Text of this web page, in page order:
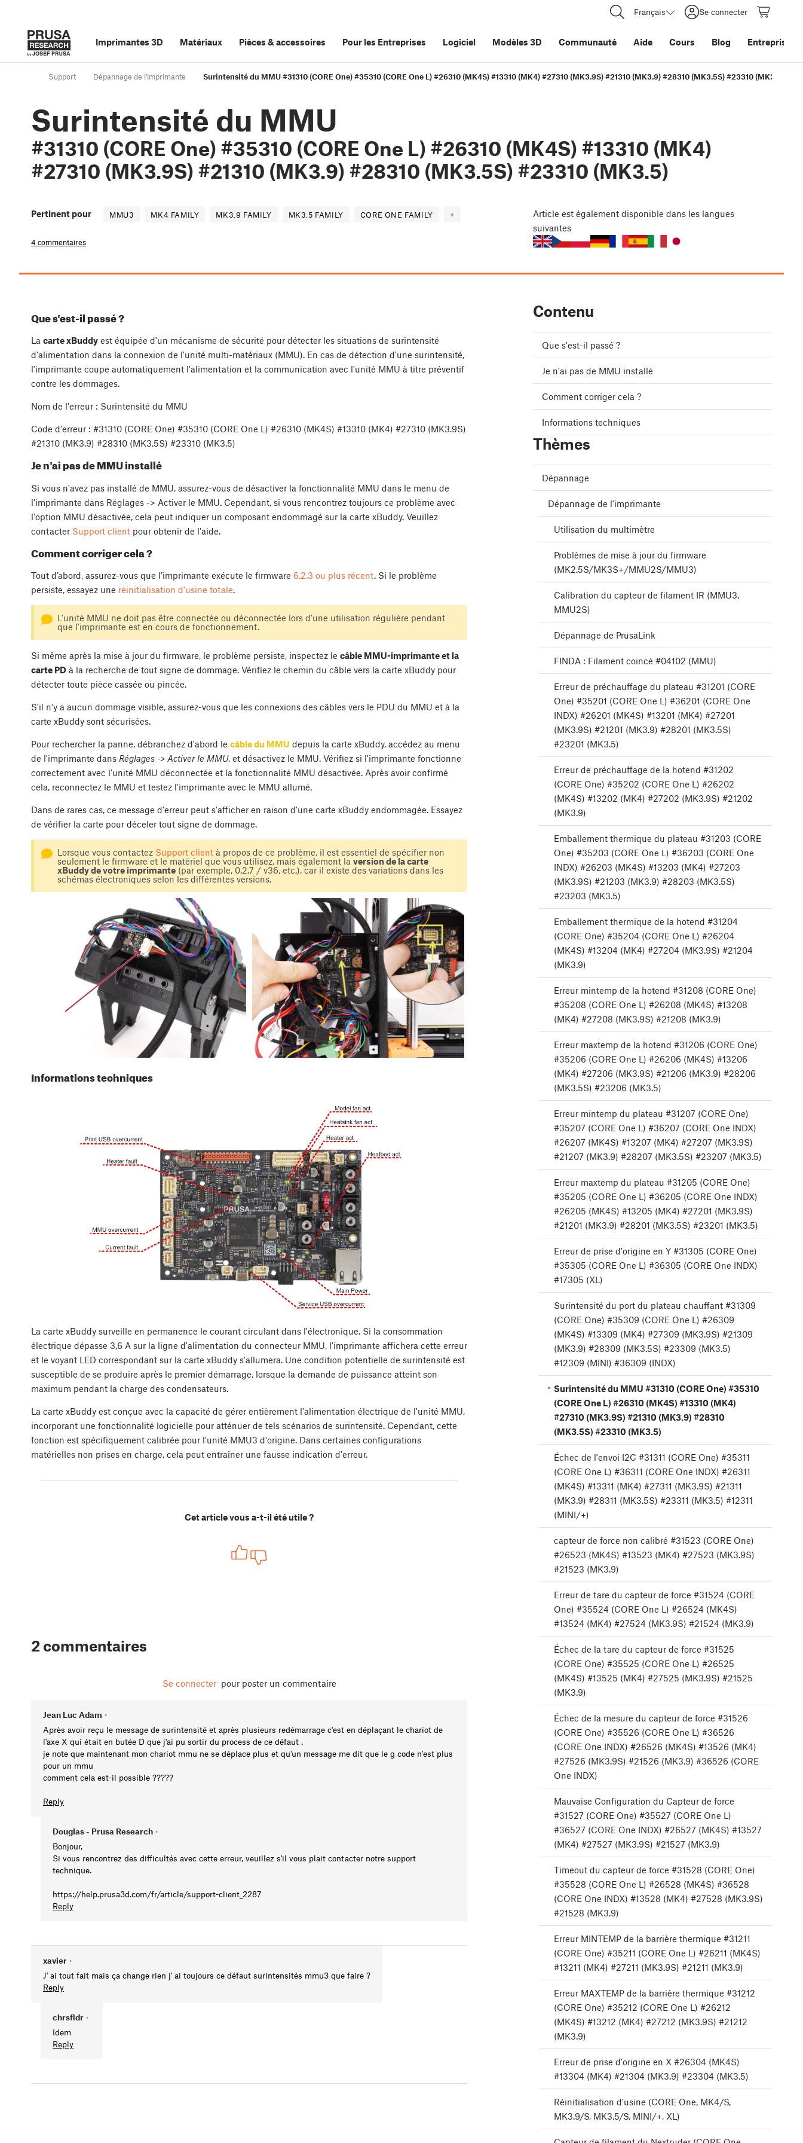
Français Se connecter
Imprimantes 3D Matériaux Pièces &accessoires Pour les Entreprises Logiciel Modèles 3D Communauté Aide Cours Blog Entreprise
Support Dépannage de l'imprimante Surintensité du MMU #31310 (CORE One) #35310 (CORE One L) #26310 (MK4S) #13310 (MK4) #27310 (MK3.9S) #21310 (MK3.9) #28310 (MK3.5S) #23310 (MK3.5)
Surintensité du MMU
#31310 (CORE One) #35310 (CORE One L) #26310 (MK4S) #13310 (MK4)
#27310 (MK3.9S) #21310 (MK3.9) #28310 (MK3.5S) #23310 (MK3.5)
Pertinent pour MMU3 MK4 FAMILY MK3.9 FAMILY MK3.5 FAMILY CORE ONE FAMILY +
4 commentaires
Article est également disponible dans les langues
suivantes
Que s'est-il passé ?
La carte xBuddy est équipée d'un mécanisme de sécurité pour détecter les situations de surintensité
d'alimentation dans la connexion de l'unité multi-matériaux (MMU). En cas de détection d'une surintensité,
l'imprimante coupe automatiquement l'alimentation et la communication avec l'unité MMU à titre préventif
contre les dommages.
Nom de l'erreur : Surintensité du MMU
Code d'erreur : #31310 (CORE One) #35310 (CORE One L) #26310 (MK4S) #13310 (MK4) #27310 (MK3.9S)
#21310 (MK3.9) #28310 (MK3.5S) #23310 (MK3.5)
Je n'ai pas de MMU installé
Si vous n'avez pas installé de MMU, assurez-vous de désactiver la fonctionnalité MMU dans le menu de
l'imprimante dans Réglages -> Activer le MMU. Cependant, si vous rencontrez toujours ce problème avec
l'option MMU désactivée, cela peut indiquer un composant endommagé sur la carte xBuddy. Veuillez
contacter Support client pour obtenir de l'aide.
Comment corriger cela ?
Tout d’abord, assurez-vous que l’imprimante exécute le firmware 6.2.3 ou plus récent. Si le problème
persiste, essayez une réinitialisation d'usine totale.
L'unité MMU ne doit pas être connectée ou déconnectée lors d'une utilisation régulière pendant
que l'imprimante est en cours de fonctionnement.
Si même après la mise à jour du firmware, le problème persiste, inspectez le câble MMU-imprimante et la
carte PD à la recherche de tout signe de dommage. Vérifiez le chemin du câble vers la carte xBuddy pour
détecter toute pièce cassée ou pincée.
S'il n'y a aucun dommage visible, assurez-vous que les connexions des câbles vers le PDU du MMU et à la
carte xBuddy sont sécurisées.
Pour rechercher la panne, débranchez d'abord le câble du MMU depuis la carte xBuddy, accédez au menu
de l'imprimante dans Réglages -> Activer le MMU, et désactivez le MMU. Vérifiez si l'imprimante fonctionne
correctement avec l'unité MMU déconnectée et la fonctionnalité MMU désactivée. Après avoir confirmé
cela, reconnectez le MMU et testez l'imprimante avec le MMU allumé.
Dans de rares cas, ce message d'erreur peut s'afficher en raison d'une carte xBuddy endommagée. Essayez
de vérifier la carte pour déceler tout signe de dommage.
Lorsque vous contactez Support clientà propos de ce problème, il est essentiel de spécifier non
seulement le firmware et le matériel que vous utilisez, mais également la version de la carte
xBuddy de votre imprimante(par exemple, 0.2.7 / v36, etc.), car il existe des variations dans les
schémas électroniques selon les différentes versions.
Informations techniques
La carte xBuddy surveille en permanence le courant circulant dans l'électronique. Si la consommation
électrique dépasse 3,6 A sur la ligne d'alimentation du connecteur MMU, l'imprimante affichera cette erreur
et le voyant LED correspondant sur la carte xBuddy s'allumera. Une condition potentielle de surintensité est
susceptible de se produire après le premier démarrage, lorsque la demande de puissance atteint son
maximum pendant la charge des condensateurs.
La carte xBuddy est conçue avec la capacité de gérer entièrement l'alimentation électrique de l'unité MMU,
incorporant une fonctionnalité logicielle pour atténuer de tels scénarios de surintensité. Cependant, cette
fonction est spécifiquement calibrée pour l'unité MMU3 d'origine. Dans certaines configurations
matérielles non prises en charge, cela peut entraîner une fausse indication d'erreur.
Cet article vous a-t-il été utile ?
2 commentaires
Se connecter pour poster un commentaire
Jean Luc Adam •
Après avoir reçu le message de surintensité et après plusieurs redémarrage c'est en déplaçant le chariot de
l'axe X qui était en butée D que j'ai pu sortir du process de ce défaut .
je note que maintenant mon chariot mmu ne se déplace plus et qu'un message me dit que le g code n'est plus
pour un mmu
comment cela est-il possible ?????
Reply
Douglas - Prusa Research •
Bonjour,
Si vous rencontrez des difficultés avec cette erreur, veuillez s'il vous plait contacter notre support
technique.
https://help.prusa3d.com/fr/article/support-client_2287
Reply
xavier •
J' ai tout fait mais ça change rien j' ai toujours ce défaut surintensités mmu3 que faire ?
Reply
chrsfldr •
Idem
Reply
Contenu
Que s'est-il passé ?
Je n'ai pas de MMU installé
Comment corriger cela ?
Informations techniques
Thèmes
Dépannage
Dépannage de l'imprimante
Utilisation du multimètre
Problèmes de mise à jour du firmware
(MK2.5S/MK3S+/MMU2S/MMU3)
Calibration du capteur de filament IR (MMU3,
MMU2S)
Dépannage de PrusaLink
FINDA : Filament coincé #04102 (MMU)
Erreur de préchauffage du plateau #31201 (CORE
One) #35201 (CORE One L) #36201 (CORE One
INDX) #26201 (MK4S) #13201 (MK4) #27201
(MK3.9S) #21201 (MK3.9) #28201 (MK3.5S)
#23201 (MK3.5)
Erreur de préchauffage de la hotend #31202
(CORE One) #35202 (CORE One L) #26202
(MK4S) #13202 (MK4) #27202 (MK3.9S) #21202
(MK3.9)
Emballement thermique du plateau #31203 (CORE
One) #35203 (CORE One L) #36203 (CORE One
INDX) #26203 (MK4S) #13203 (MK4) #27203
(MK3.9S) #21203 (MK3.9) #28203 (MK3.5S)
#23203 (MK3.5)
Emballement thermique de la hotend #31204
(CORE One) #35204 (CORE One L) #26204
(MK4S) #13204 (MK4) #27204 (MK3.9S) #21204
(MK3.9)
Erreur mintemp de la hotend #31208 (CORE One)
#35208 (CORE One L) #26208 (MK4S) #13208
(MK4) #27208 (MK3.9S) #21208 (MK3.9)
Erreur maxtemp de la hotend #31206 (CORE One)
#35206 (CORE One L) #26206 (MK4S) #13206
(MK4) #27206 (MK3.9S) #21206 (MK3.9) #28206
(MK3.5S) #23206 (MK3.5)
Erreur mintemp du plateau #31207 (CORE One)
#35207 (CORE One L) #36207 (CORE One INDX)
#26207 (MK4S) #13207 (MK4) #27207 (MK3.9S)
#21207 (MK3.9) #28207 (MK3.5S) #23207 (MK3.5)
Erreur maxtemp du plateau #31205 (CORE One)
#35205 (CORE One L) #36205 (CORE One INDX)
#26205 (MK4S) #13205 (MK4) #27201 (MK3.9S)
#21201 (MK3.9) #28201 (MK3.5S) #23201 (MK3.5)
Erreur de prise d'origine en Y #31305 (CORE One)
#35305 (CORE One L) #36305 (CORE One INDX)
#17305 (XL)
Surintensité du port du plateau chauffant #31309
(CORE One) #35309 (CORE One L) #26309
(MK4S) #13309 (MK4) #27309 (MK3.9S) #21309
(MK3.9) #28309 (MK3.5S) #23309 (MK3.5)
#12309 (MINI) #36309 (INDX)
Surintensité du MMU #31310 (CORE One) #35310
(CORE One L) #26310 (MK4S) #13310 (MK4)
#27310 (MK3.9S) #21310 (MK3.9) #28310
(MK3.5S) #23310 (MK3.5)
Échec de l'envoi I2C #31311 (CORE One) #35311
(CORE One L) #36311 (CORE One INDX) #26311
(MK4S) #13311 (MK4) #27311 (MK3.9S) #21311
(MK3.9) #28311 (MK3.5S) #23311 (MK3.5) #12311
(MINI/+)
capteur de force non calibré #31523 (CORE One)
#26523 (MK4S) #13523 (MK4) #27523 (MK3.9S)
#21523 (MK3.9)
Erreur de tare du capteur de force #31524 (CORE
One) #35524 (CORE One L) #26524 (MK4S)
#13524 (MK4) #27524 (MK3.9S) #21524 (MK3.9)
Échec de la tare du capteur de force #31525
(CORE One) #35525 (CORE One L) #26525
(MK4S) #13525 (MK4) #27525 (MK3.9S) #21525
(MK3.9)
Échec de la mesure du capteur de force #31526
(CORE One) #35526 (CORE One L) #36526
(CORE One INDX) #26526 (MK4S) #13526 (MK4)
#27526 (MK3.9S) #21526 (MK3.9) #36526 (CORE
One INDX)
Mauvaise Configuration du Capteur de force
#31527 (CORE One) #35527 (CORE One L)
#36527 (CORE One INDX) #26527 (MK4S) #13527
(MK4) #27527 (MK3.9S) #21527 (MK3.9)
Timeout du capteur de force #31528 (CORE One)
#35528 (CORE One L) #26528 (MK4S) #36528
(CORE One INDX) #13528 (MK4) #27528 (MK3.9S)
#21528 (MK3.9)
Erreur MINTEMP de la barrière thermique #31211
(CORE One) #35211 (CORE One L) #26211 (MK4S)
#13211 (MK4) #27211 (MK3.9S) #21211 (MK3.9)
Erreur MAXTEMP de la barrière thermique #31212
(CORE One) #35212 (CORE One L) #26212
(MK4S) #13212 (MK4) #27212 (MK3.9S) #21212
(MK3.9)
Erreur de prise d'origine en X #26304 (MK4S)
#13304 (MK4) #21304 (MK3.9) #23304 (MK3.5)
Réinitialisation d'usine (CORE One, MK4/S,
MK3.9/S, MK3.5/S, MINI/+, XL)